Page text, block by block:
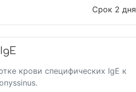
Срок 2 дня
крови специфических IgE к